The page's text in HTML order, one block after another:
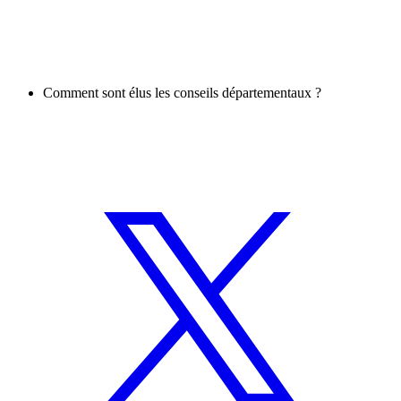
Comment sont élus les conseils départementaux ?